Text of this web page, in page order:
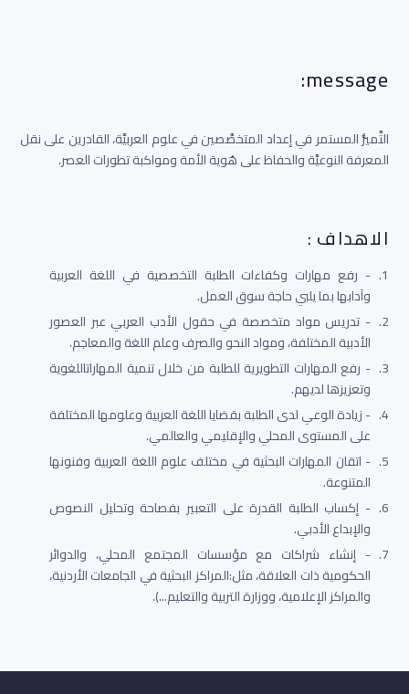
message:
التَّميُّز المستمر في إعداد المتخصَّصين في علوم العربيَّة، القادرين على نقل
المعرفة النوعيَّة والحفاظ على هُوية الأمة ومواكبة تطورات العصر.
الاهداف :
1. - رفع مهارات وكفاءات الطلبة التخصصية في اللغة العربية
وآدابها بما يلبي حاجة سوق العمل.
2. - تدريس مواد متخصصة في حقول الأدب العربي عبر العصور
الأدبية المختلفة، ومواد النحو والصرف وعلم اللغة والمعاجم.
3. - رفع المهارات التطويرية للطلبة من خلال تنمية المهاراتاللغوية
وتعزيزها لديهم.
4. - زيادة الوعي لدى الطلبة بقضايا اللغة العربية وعلومها المختلفة
على المستوى المحلي والإقليمي والعالمي.
5. - اتقان المهارات البحثية في مختلف علوم اللغة العربية وفنونها
المتنوعة.
6. - إكساب الطلبة القدرة على التعبير بفصاحة وتحليل النصوص
والإبداع الأدبي.
7. - إنشاء شراكات مع مؤسسات المجتمع المحلي، والدوائر
الحكومية ذات العلاقة، مثل:المراكز البحثية في الجامعات الأردنية،
والمراكز الإعلامية، ووزارة التربية والتعليم...).